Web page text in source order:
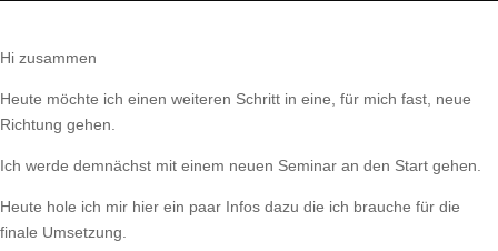
Hi zusammen
Heute möchte ich einen weiteren Schritt in eine, für mich fast, neue
Richtung gehen.
Ich werde demnächst mit einem neuen Seminar an den Start gehen.
Heute hole ich mir hier ein paar Infos dazu die ich brauche für die
finale Umsetzung.